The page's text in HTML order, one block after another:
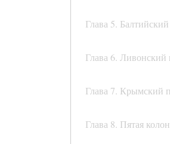
Глава 5. Балтийский
Глава 6. Ливонский
Глава 7. Крымский
Глава 8. Пятая